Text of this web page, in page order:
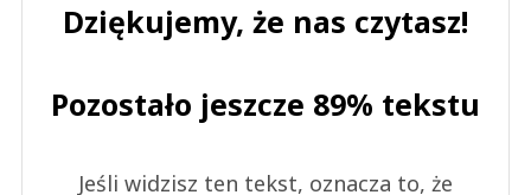
Dziękujemy, że nas czytasz!
Pozostało jeszcze 89% tekstu
Jeśli widzisz ten tekst, oznacza to, że